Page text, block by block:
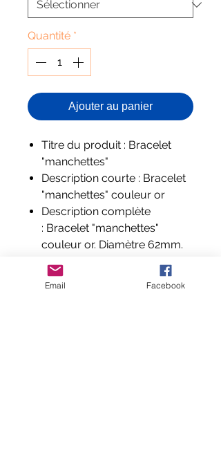
Quantité *
Ajouter au panier
Titre du produit : Bracelet
"manchettes"
Description courte : Bracelet
"manchettes" couleur or
Description complète
: Bracelet "manchettes"
couleur or. Diamètre 62mm.
Largeur 8mm
Composition et labels : Cuivre
Email Facebook